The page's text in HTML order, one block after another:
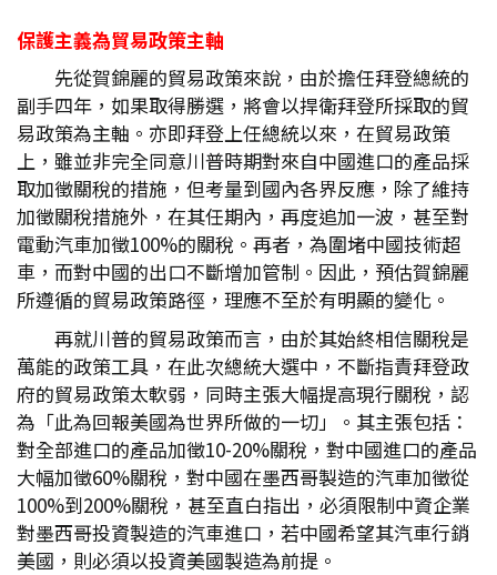
保護主義為貿易政策主軸
先從賀錦麗的貿易政策來說，由於擔任拜登總統的
副手四年，如果取得勝選，將會以捍衛拜登所採取的貿
易政策為主軸。亦即拜登上任總統以來，在貿易政策
上，雖並非完全同意川普時期對來自中國進口的產品採
取加徵關稅的措施，但考量到國內各界反應，除了維持
加徵關稅措施外，在其任期內，再度追加一波，甚至對
電動汽車加徵100%的關稅。再者，為圍堵中國技術超
車，而對中國的出口不斷增加管制。因此，預估賀錦麗
所遵循的貿易政策路徑，理應不至於有明顯的變化。
再就川普的貿易政策而言，由於其始終相信關稅是
萬能的政策工具，在此次總統大選中，不斷指責拜登政
府的貿易政策太軟弱，同時主張大幅提高現行關稅，認
為「此為回報美國為世界所做的一切」。其主張包括：
對全部進口的產品加徵10-20%關稅，對中國進口的產品
大幅加徵60%關稅，對中國在墨西哥製造的汽車加徵從
100%到200%關稅，甚至直白指出，必須限制中資企業
對墨西哥投資製造的汽車進口，若中國希望其汽車行銷
美國，則必須以投資美國製造為前提。